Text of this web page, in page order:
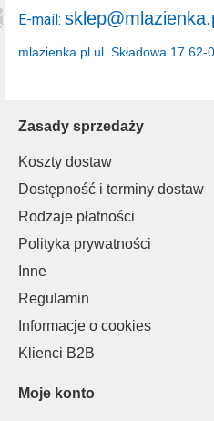
Zasady sprzedaży
Koszty dostaw
Dostępność i terminy dostaw
Rodzaje płatności
Polityka prywatności
Inne
Regulamin
Informacje o cookies
Klienci B2B
Moje konto
mlazienka.pl ul. Składowa 17 62-
E-mail: